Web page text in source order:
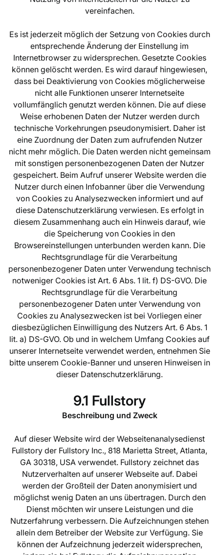
vereinfachen.
Es ist jederzeit möglich der Setzung von Cookies durch
entsprechende Änderung der Einstellung im
Internetbrowser zu widersprechen. Gesetzte Cookies
können gelöscht werden. Es wird darauf hingewiesen,
dass bei Deaktivierung von Cookies möglicherweise
nicht alle Funktionen unserer Internetseite
vollumfänglich genutzt werden können. Die auf diese
Weise erhobenen Daten der Nutzer werden durch
technische Vorkehrungen pseudonymisiert. Daher ist
eine Zuordnung der Daten zum aufrufenden Nutzer
nicht mehr möglich. Die Daten werden nicht gemeinsam
mit sonstigen personenbezogenen Daten der Nutzer
gespeichert. Beim Aufruf unserer Website werden die
Nutzer durch einen Infobanner über die Verwendung
von Cookies zu Analysezwecken informiert und auf
diese Datenschutzerklärung verwiesen. Es erfolgt in
diesem Zusammenhang auch ein Hinweis darauf, wie
die Speicherung von Cookies in den
Browsereinstellungen unterbunden werden kann. Die
Rechtsgrundlage für die Verarbeitung
personenbezogener Daten unter Verwendung technisch
notweniger Cookies ist Art. 6 Abs. 1 lit. f) DS-GVO. Die
Rechtsgrundlage für die Verarbeitung
personenbezogener Daten unter Verwendung von
Cookies zu Analysezwecken ist bei Vorliegen einer
diesbezüglichen Einwilligung des Nutzers Art. 6 Abs. 1
lit. a) DS-GVO. Ob und in welchem Umfang Cookies auf
unserer Internetseite verwendet werden, entnehmen Sie
bitte unserem Cookie-Banner und unseren Hinweisen in
dieser Datenschutzerklärung.
9.1 Fullstory
Beschreibung und Zweck
Auf dieser Website wird der Webseitenanalysedienst
Fullstory der Fullstory Inc., 818 Marietta Street, Atlanta,
GA 30318, USA verwendet. Fullstory zeichnet das
Nutzerverhalten auf unserer Webseite auf. Dabei
werden der Großteil der Daten anonymisiert und
möglichst wenig Daten an uns übertragen. Durch den
Dienst möchten wir unsere Leistungen und die
Nutzerfahrung verbessern. Die Aufzeichnungen stehen
allein dem Betreiber der Website zur Verfügung. Sie
können der Aufzeichnung jederzeit widersprechen,